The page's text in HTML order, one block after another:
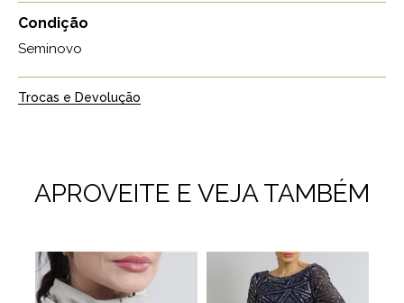
Condição
Seminovo
Trocas e Devolução
APROVEITE E VEJA TAMBÉM